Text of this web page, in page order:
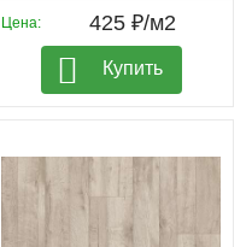
Цена: 425 ₽/м2
Купить